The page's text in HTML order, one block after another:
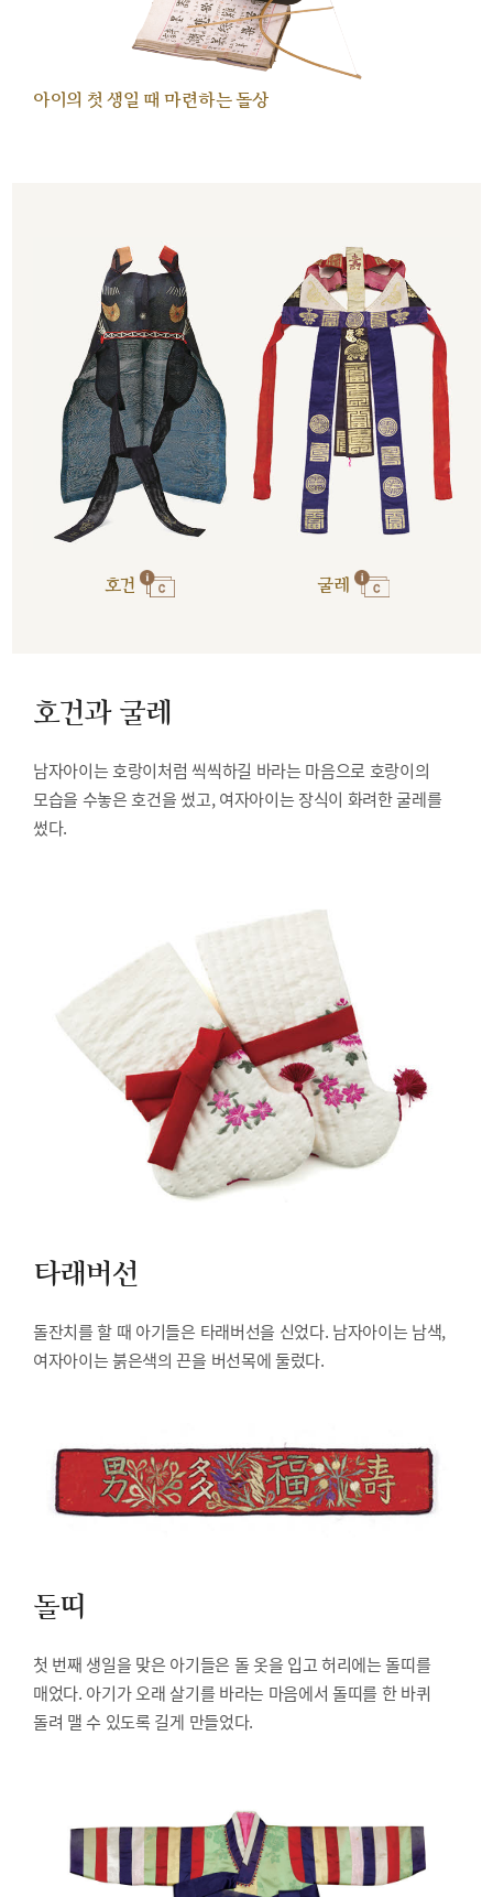
아이의 첫 생일 때 마련하는 돌상
호건 굴레
호건과 굴레
남자아이는 호랑이처럼 씩씩하길 바라는 마음으로 호랑이의
모습을 수놓은 호건을 썼고, 여자아이는 장식이 화려한 굴레를
썼다.
타래버선
돌잔치를 할 때 아기들은 타래버선을 신었다. 남자아이는 남색,
여자아이는 붉은색의 끈을 버선목에 둘렀다.
돌띠
첫 번째 생일을 맞은 아기들은 돌 옷을 입고 허리에는 돌띠를
매었다. 아기가 오래 살기를 바라는 마음에서 돌띠를 한 바퀴
돌려 맬 수 있도록 길게 만들었다.